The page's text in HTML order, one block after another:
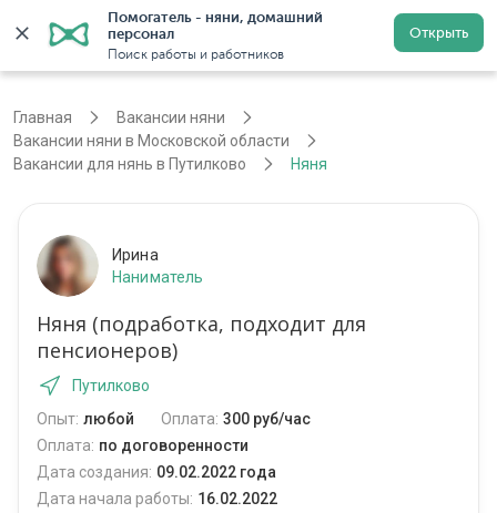
Помогатель - няни, домашний
персонал
Поиск работы и работников
Открыть
Регистрация
Главная
Вакансии няни
Вакансии няни в Московской области
Вакансии для нянь в Путилково
Няня
Ирина
Наниматель
Няня (подработка, подходит для
пенсионеров)
Путилково
Опыт: любой Оплата: 300 руб/час
Оплата: по договоренности
Дата создания: 09.02.2022 года
Дата начала работы: 16.02.2022